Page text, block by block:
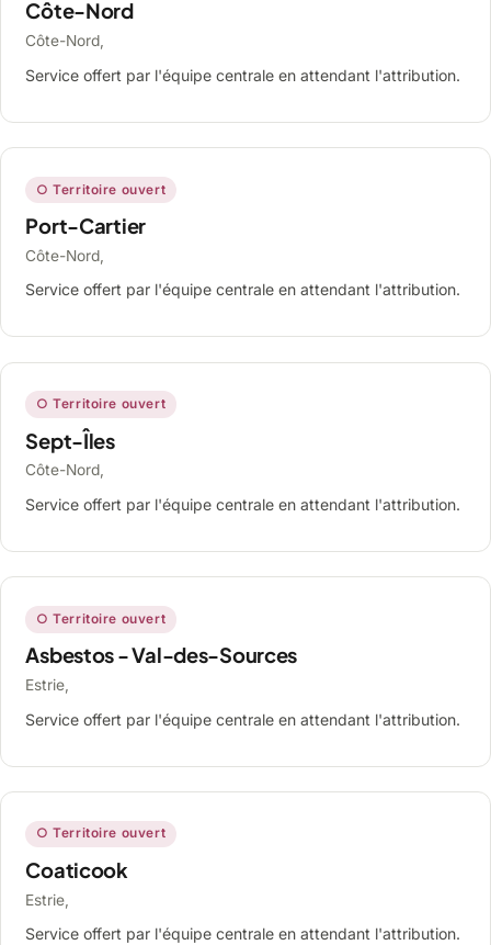
Côte-Nord
Côte-Nord,
Service offert par l'équipe centrale en attendant l'attribution.
○ Territoire ouvert
Port-Cartier
Côte-Nord,
Service offert par l'équipe centrale en attendant l'attribution.
○ Territoire ouvert
Sept-Îles
Côte-Nord,
Service offert par l'équipe centrale en attendant l'attribution.
○ Territoire ouvert
Asbestos - Val-des-Sources
Estrie,
Service offert par l'équipe centrale en attendant l'attribution.
○ Territoire ouvert
Coaticook
Estrie,
Service offert par l'équipe centrale en attendant l'attribution.